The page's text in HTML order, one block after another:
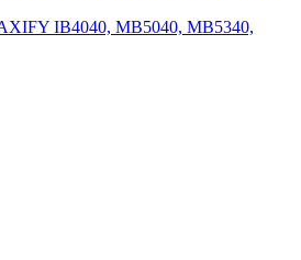
IB4040, MB5040, MB5340,